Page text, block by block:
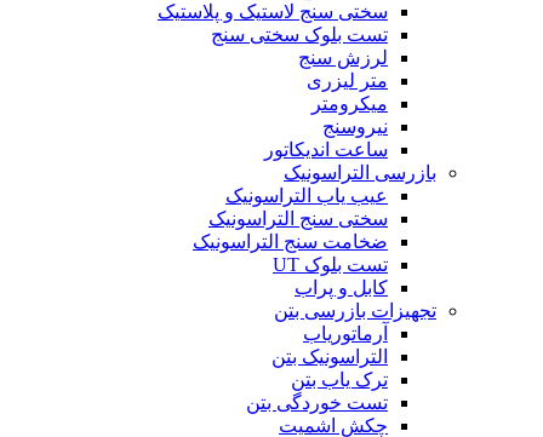
سختی سنج لاستیک و پلاستیک
تست بلوک سختی سنج
لرزش سنج
متر لیزری
میکرومتر
نیروسنج
ساعت اندیکاتور
بازرسی التراسونیک
عیب یاب التراسونیک
سختی سنج التراسونیک
ضخامت سنج التراسونیک
تست بلوک UT
کابل و پراب
تجهیزات بازرسی بتن
آرماتوریاب
التراسونیک بتن
ترک یاب بتن
تست خوردگی بتن
چکش اشمیت